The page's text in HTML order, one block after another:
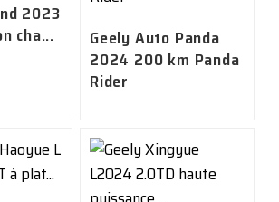
2023
cha...
Geely Auto Panda
2024 200 km Panda
Rider